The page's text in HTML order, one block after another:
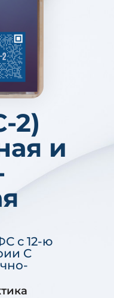
2)
и
с 12-ю
C